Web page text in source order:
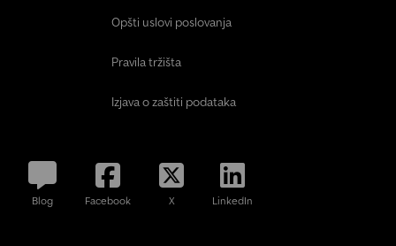
Opšti uslovi poslovanja
Pravila tržišta
Izjava o zaštiti podataka
Blog Facebook X LinkedIn